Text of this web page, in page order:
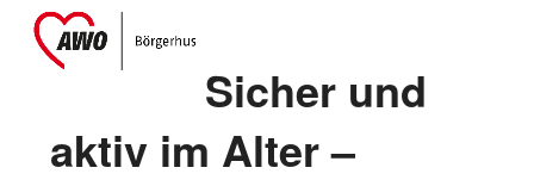
SkipOpen
mobile
Close
mobile
Sicher und
aktiv im Alter –